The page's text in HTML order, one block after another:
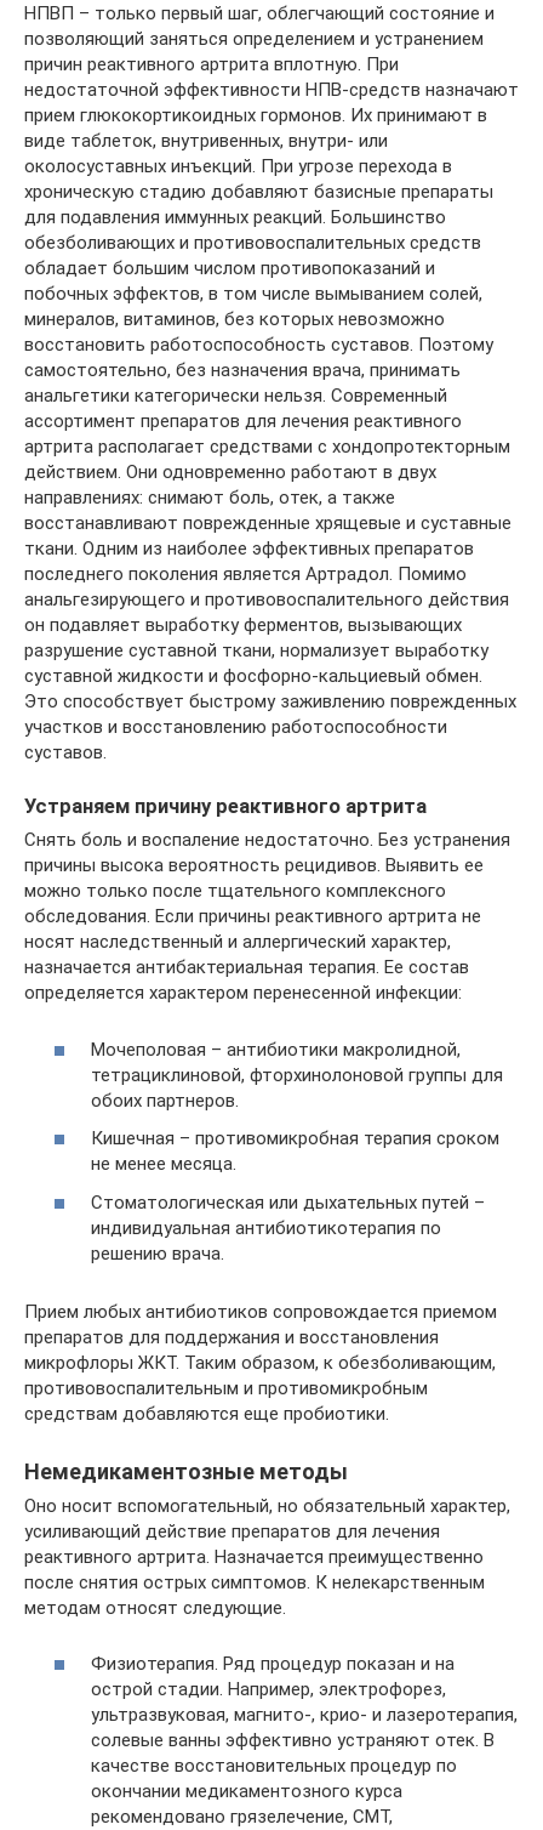
НПВП – только первый шаг, облегчающий состояние и
позволяющий заняться определением и устранением
причин реактивного артрита вплотную. При
недостаточной эффективности НПВ-средств назначают
прием глюкокортикоидных гормонов. Их принимают в
виде таблеток, внутривенных, внутри- или
околосуставных инъекций. При угрозе перехода в
хроническую стадию добавляют базисные препараты
для подавления иммунных реакций. Большинство
обезболивающих и противовоспалительных средств
обладает большим числом противопоказаний и
побочных эффектов, в том числе вымыванием солей,
минералов, витаминов, без которых невозможно
восстановить работоспособность суставов. Поэтому
самостоятельно, без назначения врача, принимать
анальгетики категорически нельзя. Современный
ассортимент препаратов для лечения реактивного
артрита располагает средствами с хондопротекторным
действием. Они одновременно работают в двух
направлениях: снимают боль, отек, а также
восстанавливают поврежденные хрящевые и суставные
ткани. Одним из наиболее эффективных препаратов
последнего поколения является Артрадол. Помимо
анальгезирующего и противовоспалительного действия
он подавляет выработку ферментов, вызывающих
разрушение суставной ткани, нормализует выработку
суставной жидкости и фосфорно-кальциевый обмен.
Это способствует быстрому заживлению поврежденных
участков и восстановлению работоспособности
суставов.
Устраняем причину реактивного артрита
Снять боль и воспаление недостаточно. Без устранения
причины высока вероятность рецидивов. Выявить ее
можно только после тщательного комплексного
обследования. Если причины реактивного артрита не
носят наследственный и аллергический характер,
назначается антибактериальная терапия. Ее состав
определяется характером перенесенной инфекции:
Мочеполовая – антибиотики макролидной,
тетрациклиновой, фторхинолоновой группы для
обоих партнеров.
Кишечная – противомикробная терапия сроком
не менее месяца.
Стоматологическая или дыхательных путей –
индивидуальная антибиотикотерапия по
решению врача.
Прием любых антибиотиков сопровождается приемом
препаратов для поддержания и восстановления
микрофлоры ЖКТ. Таким образом, к обезболивающим,
противовоспалительным и противомикробным
средствам добавляются еще пробиотики.
Немедикаментозные методы
Оно носит вспомогательный, но обязательный характер,
усиливающий действие препаратов для лечения
реактивного артрита. Назначается преимущественно
после снятия острых симптомов. К нелекарственным
методам относят следующие.
Физиотерапия. Ряд процедур показан и на
острой стадии. Например, электрофорез,
ультразвуковая, магнито-, крио- и лазеротерапия,
солевые ванны эффективно устраняют отек. В
качестве восстановительных процедур по
окончании медикаментозного курса
рекомендовано грязелечение, СМТ,